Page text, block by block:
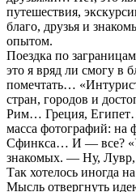
путешествия,
благо, друзья и
опытом.
Поездка по
это я вряд ли смогу в
помечтать…
стран, городов и
Рим… Греция,
масса фотографий:
Сфинкса… И — все?
знакомых. — Ну,
Так хотелось иногда
Мысль отвергнуть